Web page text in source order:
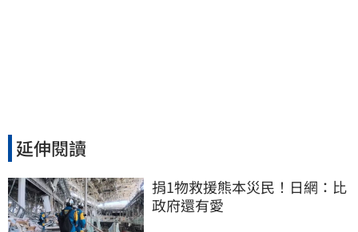
延伸閱讀
捐1物救援熊本災民！日網：比
政府還有愛